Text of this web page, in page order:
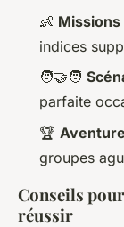
👶
indices
🧑‍🤝‍🧑
parfaite
🏆
groupes
Conseils
réussir